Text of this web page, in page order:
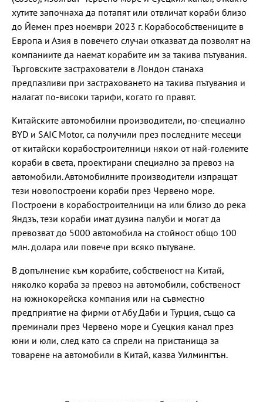
хутите започнаха да потапят или отвличат кораби близо
до Йемен през ноември 2023 г. Корабособствениците в
Европа и Азия в повечето случаи отказват да позволят на
компаниите да наемат корабите им за такива пътувания.
Търговските застрахователи в Лондон станаха
предпазливи при застраховането на такива пътувания и
налагат по-високи тарифи, когато го правят.
Китайските автомобилни производители, по-специално
BYD и SAIC Motor, са получили през последните месеци
от китайски корабостроителници някои от най-големите
кораби в света, проектирани специално за превоз на
автомобили. Автомобилните производители изпращат
тези новопостроени кораби през Червено море.
Построени в корабостроителници на или близо до река
Яндзъ, тези кораби имат дузина палуби и могат да
превозват до 5000 автомобила на стойност общо 100
млн. долара или повече при всяко пътуване.
В допълнение към корабите, собственост на Китай,
няколко кораба за превоз на автомобили, собственост
на южнокорейска компания или на съвместно
предприятие на фирми от Абу Даби и Турция, също са
преминали през Червено море и Суецкия канал през
юни и юли, след като са спрели на пристанища за
товарене на автомобили в Китай, казва Уилмингтън.